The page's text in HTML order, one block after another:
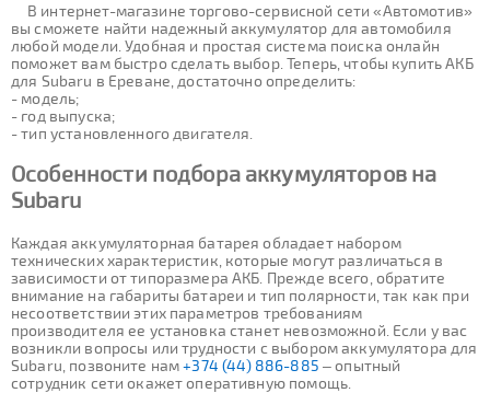
В интернет-магазине торгово-сервисной сети «Автомотив»
вы сможете найти надежный аккумулятор для автомобиля
любой модели. Удобная и простая система поиска онлайн
поможет вам быстро сделать выбор. Теперь, чтобы купить АКБ
для Subaru в Ереване, достаточно определить:
- модель;
- год выпуска;
- тип установленного двигателя.
Особенности подбора аккумуляторов на
Subaru
Каждая аккумуляторная батарея обладает набором
технических характеристик, которые могут различаться в
зависимости от типоразмера АКБ. Прежде всего, обратите
внимание на габариты батареи и тип полярности, так как при
несоответствии этих параметров требованиям
производителя ее установка станет невозможной. Если у вас
возникли вопросы или трудности с выбором аккумулятора для
Subaru, позвоните нам+374 (44) 886-885 – опытный
сотрудник сети окажет оперативную помощь.